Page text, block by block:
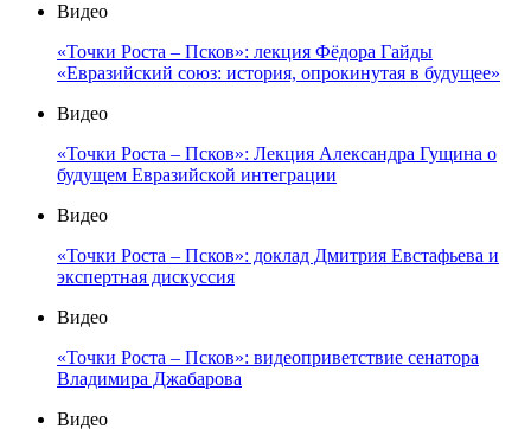
Видео
«Точки Роста – Псков»: лекция Фёдора Гайды
«Евразийский союз: история, опрокинутая в будущее»
Видео
«Точки Роста – Псков»: Лекция Александра Гущина о
будущем Евразийской интеграции
Видео
«Точки Роста – Псков»: доклад Дмитрия Евстафьева и
экспертная дискуссия
Видео
«Точки Роста – Псков»: видеоприветствие сенатора
Владимира Джабарова
Видео